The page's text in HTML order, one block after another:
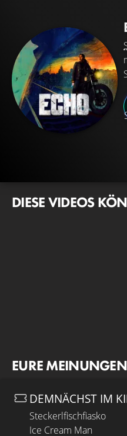
DIESE VIDEOS
EURE
DEMNÄCHST IM
Steckerlfischfiasko
Ice Cream Man